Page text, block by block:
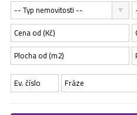
-- Typ nemovitosti --